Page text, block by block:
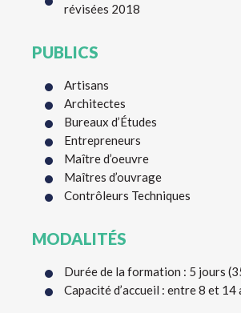
révisées 2018
PUBLICS
Artisans
Architectes
Bureaux d’Études
Entrepreneurs
Maître d’oeuvre
Maîtres d’ouvrage
Contrôleurs Techniques
MODALITÉS
Durée de la formation : 5 jours
Capacité d’accueil : entre 8 et 14